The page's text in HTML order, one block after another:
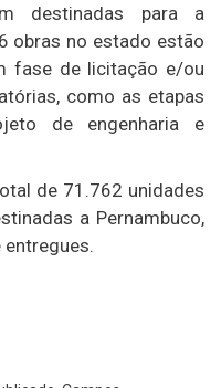
destinadas para a
obras no estado estão
fase de licitação e/ou
como as etapas
de engenharia e
de 71.762 unidades
a Pernambuco,